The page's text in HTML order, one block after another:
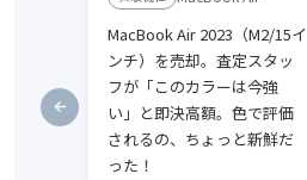
MacBook Air 2023（M2/15イ
ンチ）を売却。査定スタッ
フが「このカラーは今強
い」と即決高額。色で評価
されるの、ちょっと新鮮だ
った！